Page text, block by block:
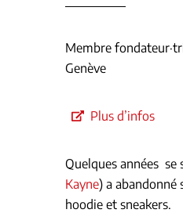
Membre
Genève
Plus d’infos
Quelques années
Kayne) a abandonné
hoodie et sneakers.